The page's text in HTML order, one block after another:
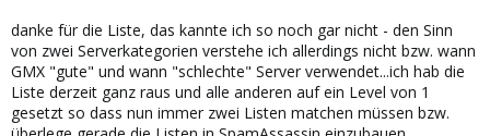
danke für die Liste, das kannte ich so noch gar nicht - den Sinn
von zwei Serverkategorien verstehe ich allerdings nicht bzw. wann
GMX "gute" und wann "schlechte" Server verwendet...ich hab die
Liste derzeit ganz raus und alle anderen auf ein Level von 1
gesetzt so dass nun immer zwei Listen matchen müssen bzw.